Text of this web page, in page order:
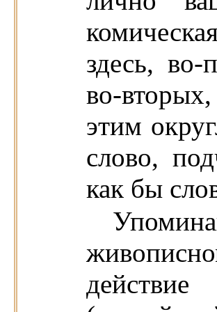
здесь,
во-
этим
слово,
как бы